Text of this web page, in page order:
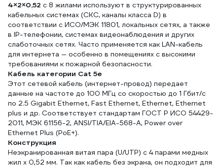
4×2×0,52 с 8 жилами используют в структурированных
кабельных системах (СКС, каналы класса D) в
соответствии с ИСО/МЭК 11801, локальных сетях, а также
в IP-телефонии, системах видеонаблюдения и других
слаботочных сетях. Часто применяется как LAN-кабель
для интернета — особенно в помещениях с высокими
требованиями к пожарной безопасности.
Кабель категории Cat 5e
Этот сетевой кабель (интернет-провод) передает
данные на частоте до 100 МГц со скоростью до 1 Гбит/с
по 2.5 Gigabit Ethernet, Fast Ethernet, Ethernet, Ethernet
plus и др. Соответствует стандартам ГОСТ Р ИСО 54429-
2011, МЭК 61156-2, ANSI/TIA/EIA-568-A, Power over
Ethernet Plus (PoE+).
Конструкция
Неэкранированная витая пара (U/UTP) с 4 парами медных
жил x 0,52 мм. Так как кабель без экрана, он подходит для